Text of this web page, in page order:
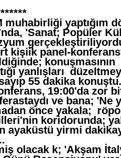
muhabirliği yaptığım
'Sanat; Popüler
kişiik panel-
konuşmasının
yanlışları
55 dakika
19:00'da zor
ve bana; 'Ne
önce yakala;
koridorunda;
ayaküstü yirmi
olacak k; 'Akşam